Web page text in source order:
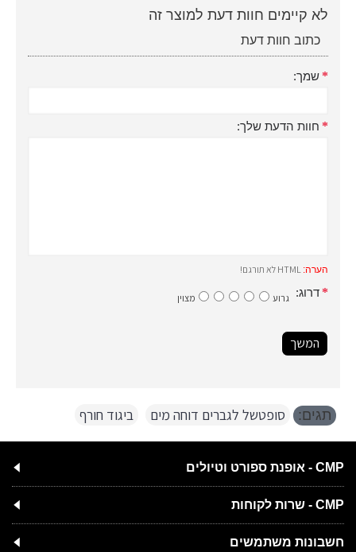
לא קיימים חוות דעת למוצר זה
כתוב חוות דעת
שמך:
חוות הדעת שלך:
הערה:
דרוג: גרוע מצוין
המשך
תגים: סופטשל לגברים דוחה מים ביגוד חורף
CMP - אופנת ספורט וטיולים
CMP - שרות לקוחות
חשבונות משתמשים